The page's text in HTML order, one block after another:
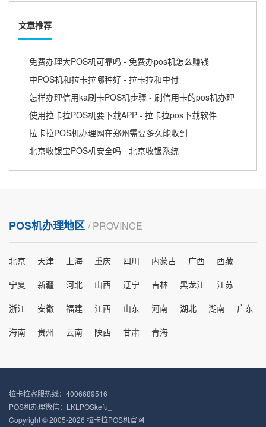
文章推荐
免费办理大POS机可靠吗 - 免费办pos机怎么赚钱
中POS机和拉卡拉哪种好 - 拉卡拉和中付
怎样办理信用ka刷卡POS机步骤 - 刷信用卡的pos机办理
使用拉卡拉POS机要下载APP - 拉卡拉pos下载软件
拉卡拉POS机办理网在郑州需要多久能收到
北京收银宝POS机安全吗 - 北京收银系统
POS机办理地区 / PROVINCE
北京 天津 上海 重庆 四川 内蒙古 广西
西藏
宁夏
新疆 河北 山西 辽宁 吉林 黑龙江
江苏
浙江
安徽 福建 江西 山东 河南 湖北 湖南
广东
海南
贵州 云南 陕西 甘肃 青海
拉卡拉客服热线：4006689516
POS机办理微信：LKLPOSkefu_
Copyright © 2005-2026 拉卡拉POS机官网